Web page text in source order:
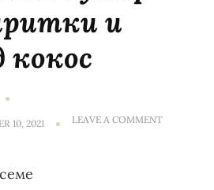
и
кокос
10, 2021 LEAVE A COMMENTON